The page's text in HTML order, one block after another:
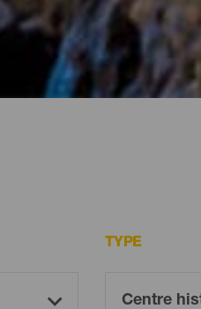
cache des coins bien
zones de dragonniers, des
bord de la mer. Découvrez
TYPE